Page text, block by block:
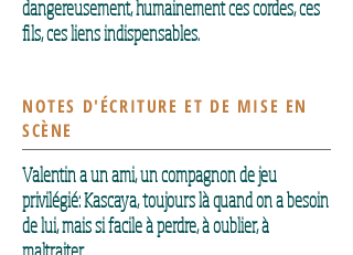
dangereusement, humainement ces cordes, ces
fils, ces liens indispensables.
NOTES D'ÉCRITURE ET DE MISE EN
SCÈNE
Valentina un ami, un compagnon de jeu
privilégié: Kascaya, toujours là quand on a besoin
de lui, mais si facile à perdre, à oublier, à